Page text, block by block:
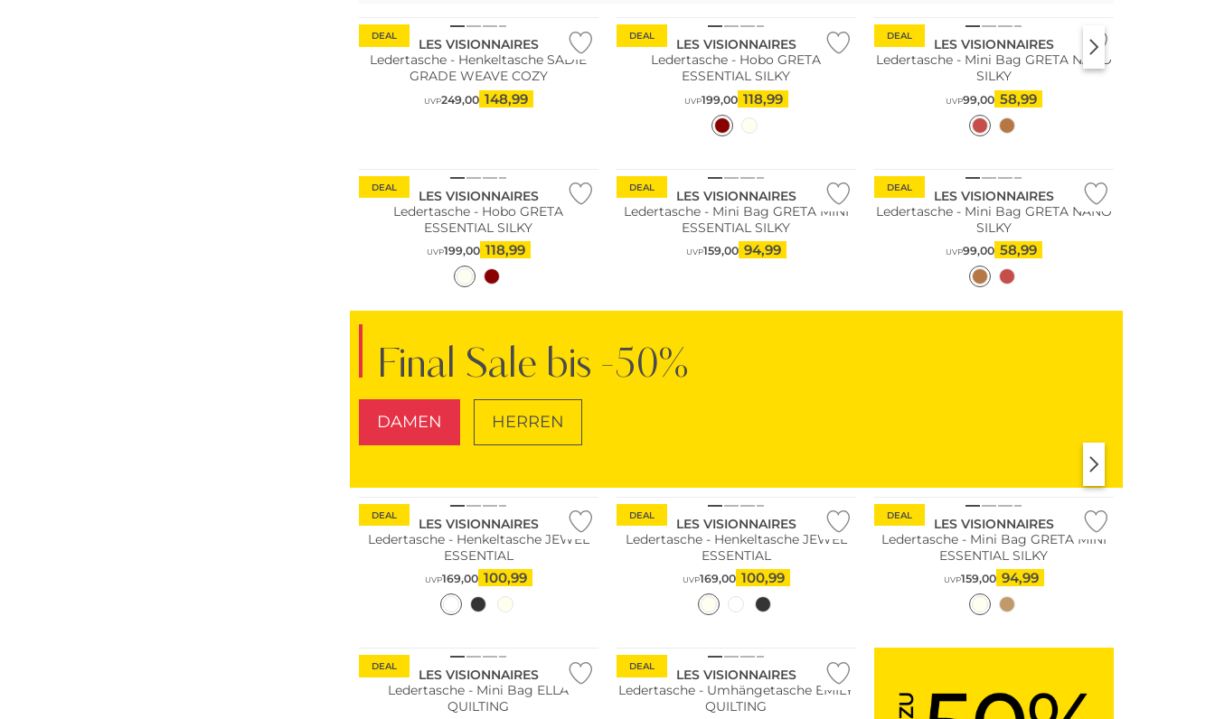
DEAL
LES VISIONNAIRES
Ledertasche - Henkeltasche SADIE
GRADE WEAVE COZY
UVP249,00 148,99
DEAL
LES VISIONNAIRES
Ledertasche - Hobo GRETA
ESSENTIAL SILKY
UVP199,00 118,99
DEAL
LES VISIONNAIRES
Ledertasche - Mini Bag GRETA NANO
SILKY
UVP99,00 58,99
DEAL
LES VISIONNAIRES
Ledertasche - Hobo GRETA
ESSENTIAL SILKY
UVP199,00 118,99
DEAL
LES VISIONNAIRES
Ledertasche - Mini Bag GRETA MINI
ESSENTIAL SILKY
UVP159,00 94,99
DEAL
LES VISIONNAIRES
Ledertasche - Mini Bag GRETA NANO
SILKY
UVP99,00 58,99
Final Sale bis -50%
DAMEN HERREN
DEAL
LES VISIONNAIRES
Ledertasche - Henkeltasche JEWEL
ESSENTIAL
UVP169,00 100,99
DEAL
LES VISIONNAIRES
Ledertasche - Henkeltasche JEWEL
ESSENTIAL
UVP169,00 100,99
DEAL
LES VISIONNAIRES
Ledertasche - Mini Bag GRETA MINI
ESSENTIAL SILKY
UVP159,00 94,99
DEAL
LES VISIONNAIRES
Ledertasche - Mini Bag ELLA
QUILTING
DEAL
LES VISIONNAIRES
Ledertasche - Umhängetasche EMILY
QUILTING